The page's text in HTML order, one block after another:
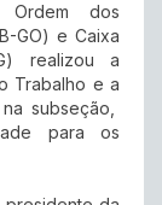
Ordem dos
GO) e Caixa
realizou a
Trabalho e a
subseção,
para os